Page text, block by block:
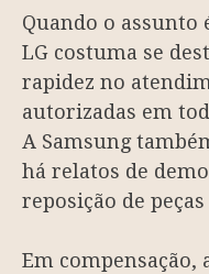
Quando o assunto
LG costuma se
rapidez no
autorizadas em
A Samsung
há relatos de
reposição de
Em compensação,